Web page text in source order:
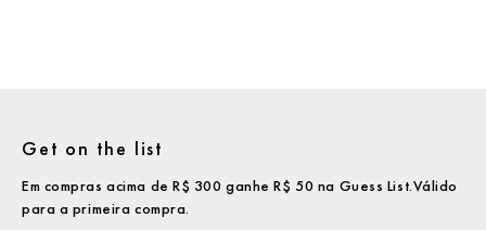
Get on the list
Em compras acima de R$ 300 ganhe R$ 50 na Guess List.Válido
para a primeira compra.